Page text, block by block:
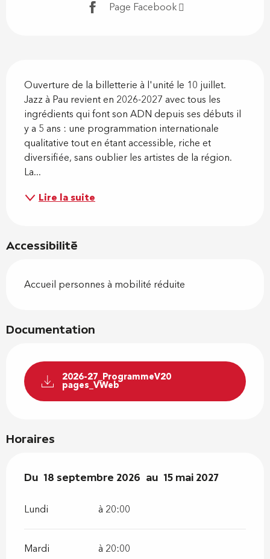
Page Facebook
Ouverture de la billetterie à l'unité le 10 juillet.
Jazz à Pau revient en 2026-2027 avec tous les
ingrédients qui font son ADN depuis ses débuts il
y a 5 ans : une programmation internationale
qualitative tout en étant accessible, riche et
diversifiée, sans oublier les artistes de la région.
La...
Lire la suite
Accessibilité
Accueil personnes à mobilité réduite
Documentation
2026-27_ProgrammeV20
pages_VWeb
Horaires
Du 18 septembre 2026 au 15 mai 2027
Du 18 septembre 2026 au 15 mai 2027
Lundi à 20:00
Mardi à 20:00